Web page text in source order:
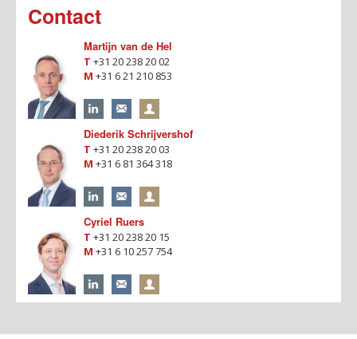
Contact
Martijn van de Hel
T +31 20 238 20 02
M +31 6 21 210 853
Diederik Schrijvershof
T +31 20 238 20 03
M +31 6 81 364 318
Cyriel Ruers
T +31 20 238 20 15
M +31 6 10 257 754